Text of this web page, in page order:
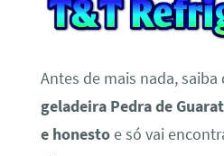
Antes de mais nada, saiba
geladeira Pedra de
e honestoe só vai